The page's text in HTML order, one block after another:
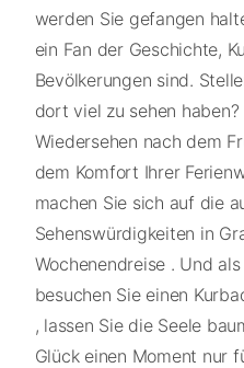
werden Sie gefangen
ein Fan der Geschichte,
Bevölkerungen sind.
dort viel zu sehen
Wiedersehen nach dem
dem Komfort Ihrer
machen Sie sich auf die
Sehenswürdigkeiten in
Wochenendreise . Und
besuchen Sie einen
, lassen Sie die Seele
Glück einen Moment nur